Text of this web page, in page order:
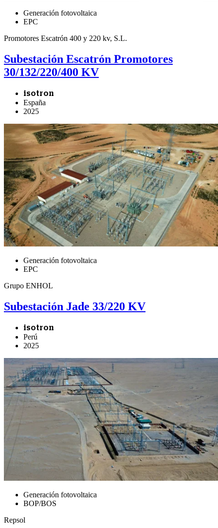
Generación fotovoltaica
EPC
Promotores Escatrón 400 y 220 kv, S.L.
Subestación Escatrón Promotores
30/132/220/400 KV
isotron
España
2025
Generación fotovoltaica
EPC
Grupo ENHOL
Subestación Jade 33/220 KV
isotron
Perú
2025
Generación fotovoltaica
BOP/BOS
Repsol